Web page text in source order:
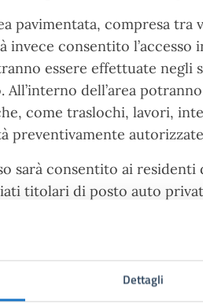
Dettagli
pavimentata, compresa
invece consentito
essere effettuate negli
All’interno dell’area
come traslochi, lavori,
preventivamente
sarà consentito ai
titolari di posto auto
in servizi di pubblica
che ne abbiano fatto
nei limiti previsti,
temporanee di carico e